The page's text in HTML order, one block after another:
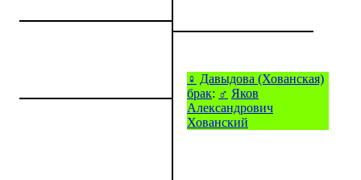
♀ Давыдова (Хованская)
брак: ♂ Яков
Александрович
Хованский